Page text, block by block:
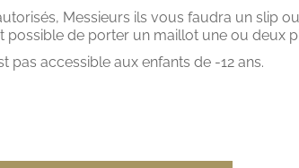
Messieurs ils vous faudra un slip
possible de porter un maillot une ou deux
pas accessible aux enfants de -12 ans.